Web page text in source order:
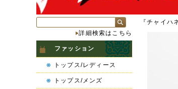
『チャイハ
詳細検索はこちら
ファッション
トップス/レディース
トップス/メンズ